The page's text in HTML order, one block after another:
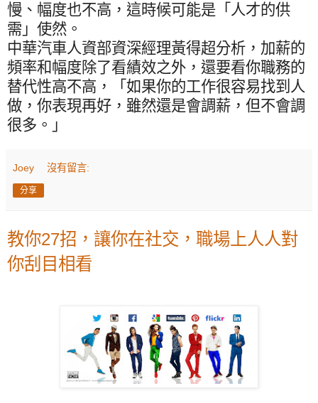
慢、幅度也不高，這時候可能是「人才的供
需」使然。
中華汽車人資部資深經理黃得超分析，加薪的
頻率和幅度除了看績效之外，還要看你職務的
替代性高不高，「如果你的工作很容易找到人
做，你表現再好，雖然還是會調薪，但不會調
很多。」
Joey 沒有留言:
分享
教你27招，讓你在社交，職場上人人對
你刮目相看